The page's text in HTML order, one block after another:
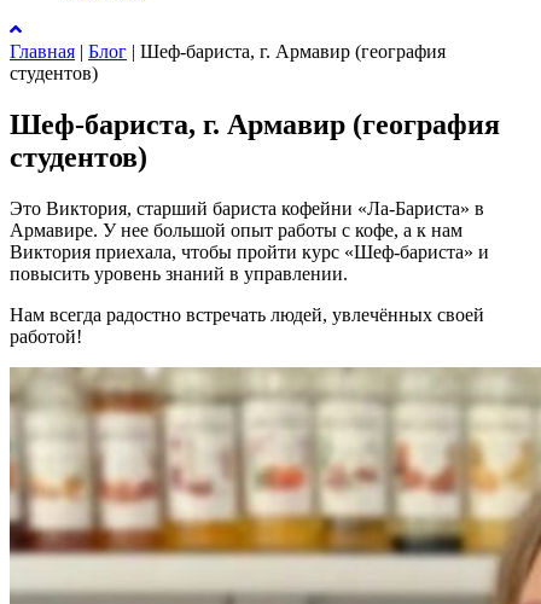
Главная | Блог | Шеф-бариста, г. Армавир (география
студентов)
Шеф-бариста, г. Армавир (география
студентов)
Это Виктория, старший бариста кофейни «Ла-Бариста» в
Армавире. У нее большой опыт работы с кофе, а к нам
Виктория приехала, чтобы пройти курс «Шеф-бариста» и
повысить уровень знаний в управлении.
Нам всегда радостно встречать людей, увлечённых своей
работой!